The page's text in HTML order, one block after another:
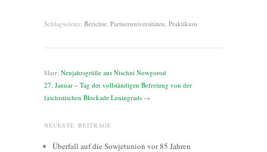
Schlagwörter: Berichte Partneruniversitäten Praktikum
$larr; Neujahrsgrüße aus Nischni Nowgorod
27. Januar – Tag der vollständigen Befreiung von der
faschistischen Blockade Leningrads →
NEUESTE BEITRÄGE
Überfall auf die Sowjetunion vor 85 Jahren